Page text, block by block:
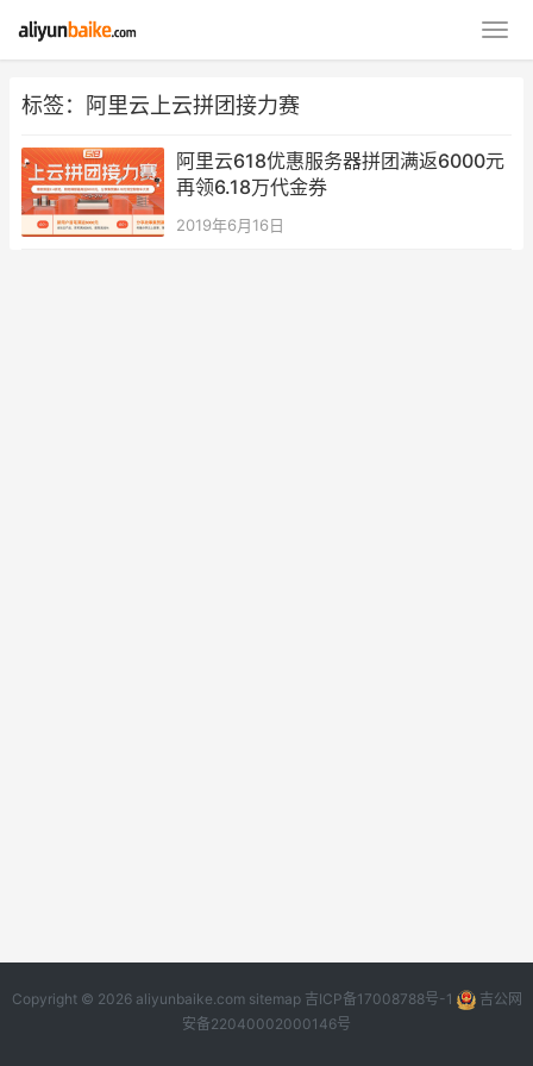
标签：阿里云上云拼团接力赛
阿里云618优惠服务器拼团满返6000元
再领6.18万代金券
2019年6月16日
Copyright © 2026 aliyunbaike.com sitemap 吉ICP备17008788号-1
吉公网
安备22040002000146号